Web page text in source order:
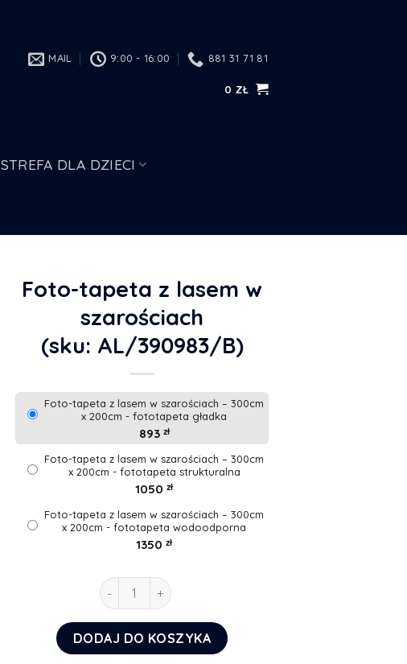
MAIL 9:00 - 16:00 881 31 71 81
0 ZŁ
STREFA DLA DZIECI
Foto-tapeta z lasem w
szarościach
(sku: AL/390983/B)
Foto-tapeta z lasem w szarościach – 300cm
x 200cm - fototapeta gładka
893 zł
Foto-tapeta z lasem w szarościach – 300cm
x 200cm - fototapeta strukturalna
1050 zł
Foto-tapeta z lasem w szarościach – 300cm
x 200cm - fototapeta wodoodporna
1350 zł
ilość Foto-tapeta z lasem w szarościach
DODAJ DO KOSZYKA